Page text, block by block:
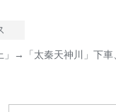
」→「太秦天神川」下車